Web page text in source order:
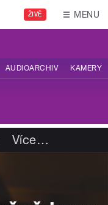
ŽIVĚ MENU
AUDIOARCHIV KAMERY
Více…